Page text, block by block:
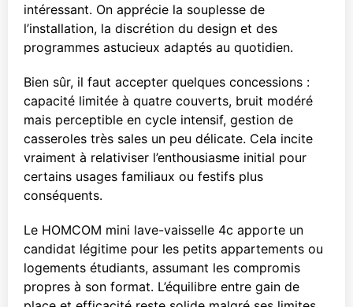
intéressant. On apprécie la souplesse de
l’installation, la discrétion du design et des
programmes astucieux adaptés au quotidien.
Bien sûr, il faut accepter quelques concessions :
capacité limitée à quatre couverts, bruit modéré
mais perceptible en cycle intensif, gestion de
casseroles très sales un peu délicate. Cela incite
vraiment à relativiser l’enthousiasme initial pour
certains usages familiaux ou festifs plus
conséquents.
Le HOMCOM mini lave-vaisselle 4c apporte un
candidat légitime pour les petits appartements ou
logements étudiants, assumant les compromis
propres à son format. L’équilibre entre gain de